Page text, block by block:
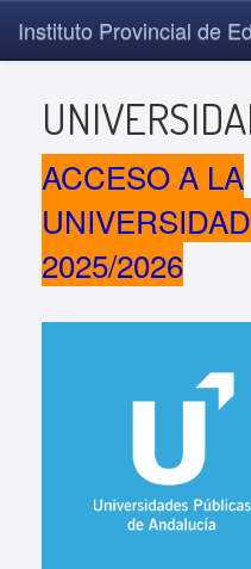
Instituto Provincial de
ACCESO A LA
2025/2026